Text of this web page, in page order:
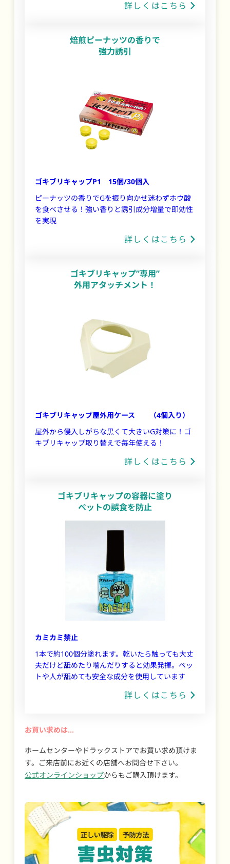
詳しくはこちら
焙煎ピーナッツの香りで
強力誘引
ゴキブリキャップP1 15個/30個入
ピーナッツの香りでGを振り向かせ迷わずホウ酸
を食べさせる！強い香りと誘引成分増量で即効性
を実現
詳しくはこちら
ゴキブリキャップ”専用”
外用アタッチメント！
ゴキブリキャップ屋外用ケース （4個入り）
屋外から侵入しがちな黒くて大きいG対策に！ゴ
キブリキャップ取り替えで毎年使える！
詳しくはこちら
ゴキブリキャップの容器に塗り
ペットの誤食を防止
カミカミ禁止
1本で約100個分塗れます。乾いたら触っても大丈
夫だけど舐めたり噛んだりすると効果発揮。ペッ
トや人が舐めても安全な成分を使用しています
詳しくはこちら
お買い求めは…
ホームセンターやドラックストアでお買い求め頂けま
す。ご来店前にお近くの店舗へお問合せ下さい。
公式オンラインショップからもご購入頂けます。